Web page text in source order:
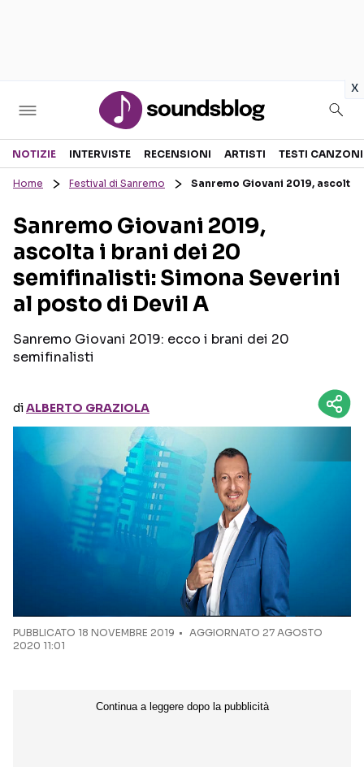
x
Sezioni
RECENSIONI MUSICALI
INTERVISTE
GOSSIP E CURIOSITÀ
TESTI CANZONI
TOUR ED EVENTI
TALENT SHOW
Seguici sui social
NOTIZIE INTERVISTE RECENSIONI ARTISTI TESTI CANZONI
Home Festival di Sanremo Sanremo Giovani 2019, ascolta
Sanremo Giovani 2019,
ascolta i brani dei 20
semifinalisti: Simona Severini
al posto di Devil A
Sanremo Giovani 2019: ecco i brani dei 20
semifinalisti
diALBERTO GRAZIOLA
PUBBLICATO 18 NOVEMBRE 2019
AGGIORNATO 27 AGOSTO
2020 11:01